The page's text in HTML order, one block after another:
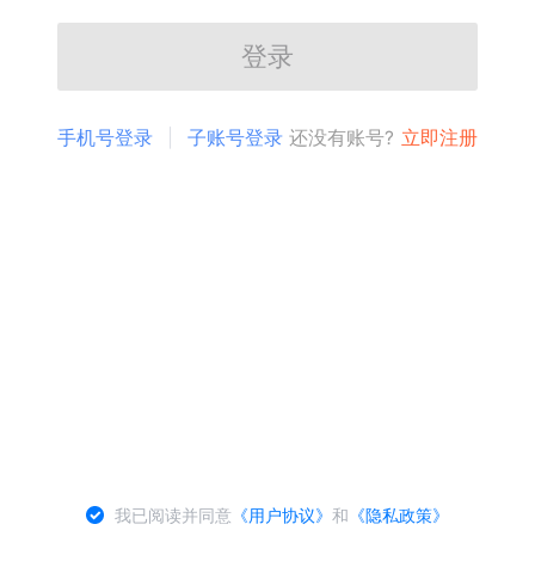
登录
手机号登录 子账号登录 还没有账号? 立即注册
我已阅读并同意 《用户协议》和 《隐私政策》